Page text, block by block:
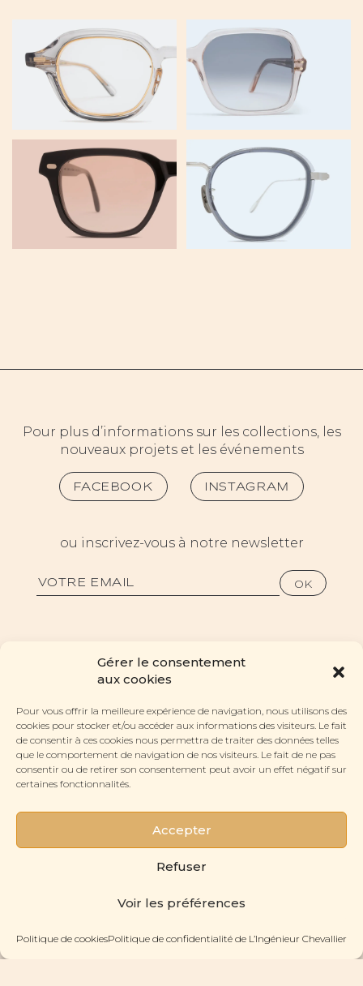
Gérer le consentement
aux cookies
Pour vous offrir la meilleure expérience de navigation, nous utilisons des
cookies pour stocker et/ou accéder aux informations des visiteurs. Le fait
de consentir à ces cookies nous permettra de traiter des données telles
que le comportement de navigation de nos visiteurs. Le fait de ne pas
consentir ou de retirer son consentement peut avoir un effet négatif sur
certaines fonctionnalités.
Accepter
Refuser
Voir les préférences
Politique de cookiesPolitique de confidentialité de L’Ingénieur Chevallier
PRENDRE UN RENDEZ-VOUS
BEACON X2 NIGEL
PALMER U120
Pour plus d’informations sur les collections, les
nouveaux projets et les événements
FACEBOOK INSTAGRAM
ou inscrivez-vous à notre newsletter
RUBRIQUES
Les Lunettes
L'Atelier
CONTACT
La Gazette
La Revue de Presse
SUIVEZ-NOUS
Instagram
Plan du site.
Politique de confidentialité